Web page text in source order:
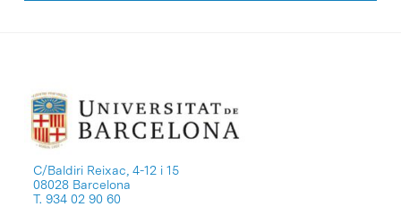
C/Baldiri Reixac, 4-12 i 15
08028 Barcelona
T. 934 02 90 60